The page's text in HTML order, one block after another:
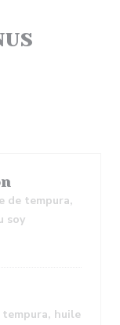
de tempura,
soy
huile